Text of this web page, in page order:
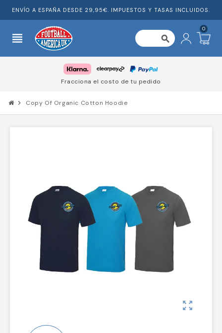
ENVÍO A ESPAÑA DESDE 29,95€. IMPUESTOS Y TASAS INCLUIDOS.
view_headline search
0
Fracciona el costo de tu pedido
chevron_right Copy Of Organic Cotton Hoodie
zoom_out_map